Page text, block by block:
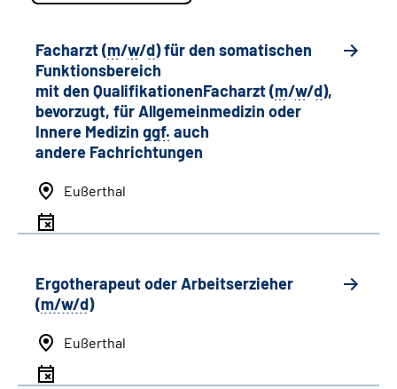
Facharzt (m/w/d) für den somatischen
Funktionsbereich
mit den QualifikationenFacharzt (m/w/d),
bevorzugt, für Allgemeinmedizin oder
Innere Medizin ggf. auch
andere Fachrichtungen
Eußerthal
Ergotherapeut oder Arbeitserzieher
(m/w/d)
Eußerthal